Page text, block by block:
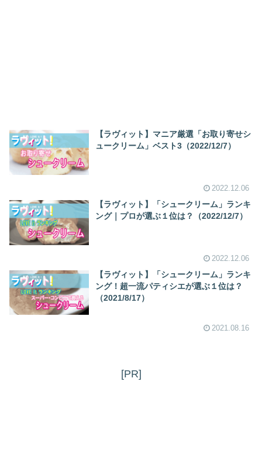
【ラヴィット】マニア厳選「お取り寄せシ
ュークリーム」ベスト3（2022/12/7）
2022.12.06
【ラヴィット】「シュークリーム」ランキ
ング｜プロが選ぶ１位は？（2022/12/7）
2022.12.06
【ラヴィット】「シュークリーム」ランキ
ング！超一流パティシエが選ぶ１位は？
（2021/8/17）
2021.08.16
[PR]